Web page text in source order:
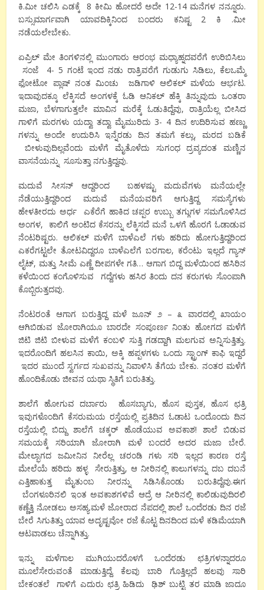
ಕಿ.ಮೀ ಚಲಿಸಿ ಎಡಕ್ಕೆ 8 ಕೀಮಿ ಹೋದರೆ ಅದೇ 12-14 ಮನೆಗಳ ನನ್ನೂರು.
ಬಸ್ಸುಮಾರ್ಗವಾಗಿ ಯಾವದಿಕ್ಕಿನಿಂದ ಬಂದರು ಕನಿಷ್ಟ 2 ಕಿ .ಮೀ
ನಡೆಯಲೇಬೇಕು.
ಏಪ್ರಿಲ್ ಮೇ ತಿಂಗಳಿನಲ್ಲಿ ಮುಂಗಾರು ಆರಂಭ ಮಧ್ಯಾಹ್ನದವರೆಗೆ ಉರಿಬಿಸಿಲು
ಸಂಜೆ 4- 5 ಗಂಟೆ ಇಂದ ನಡು ರಾತ್ರಿವರೆಗೆ ಗುಡುಗು ಸಿಡಿಲು, ಕೆಲಒಮ್ಮೆ
ಫೋಟೋ ಪ್ಲಾಷ್ ನಂತ ಮಿಂಚು ಜಡಿಗಾಳಿ ಆಲಿಕಲ್ ಮಳೆಯ ಆರ್ಭಟ.
ಇದಾವುದಕ್ಕೂ ಲೆಕ್ಕಿಸದೆ ಅಂಗಳಕ್ಕೆ ಓಡಿ ಆನಿಕಲ್ ಹೆಕ್ಕಿ ತಿನ್ನುವುದು ಒಂತರಾ
ಮಜಾ, ಬೆಳಗಾಗುತ್ತಲೇ ಮಾವಿನ ಮರೆಕ್ಕೆ ಓಡುತಿದ್ದೆವು, ರಾತ್ರಿಯೆಲ್ಲ ಬೀಸಿದ
ಗಾಳಿಗೆ ಮರಗಳು ಯದ್ವಾ ತದ್ವಾ ಮೈಮುರಿದು 3- 4 ದಿನ ಉದಿರಿಸುವ ಹಣ್ಣು
ಗಳನ್ನು ಅಂದೇ ಉದುರಿಸಿ ಇನ್ನೆರಡು ದಿನ ತಮಗೆ ಕಲ್ಲು, ಮರದ ಬಡಿಕೆ
ಬೀಳುವುದಿಲ್ಲವೆಂದು ಮಳೆಗೆ ಮೈತೊಳೆದು ಸುಗಂಧ ದ್ರವ್ಯದಂತ ಮಣ್ಣಿನ
ವಾಸನೆಯನ್ನು ಸೂಸುತ್ತಾ ನಗುತ್ತಿದ್ದವು.
ಮದುವೆ ಸೀಸನ್ ಆದ್ದರಿಂದ ಬಹಳಷ್ಟು ಮದುವೆಗಳು ಮನೆಯಲ್ಲೇ
ನೆಡೆಯುತ್ತಿದ್ದರಿಂದ ಮದುವೆ ಮನೆಯವರಿಗೆ ಆಗುತ್ತಿದ್ದ ಸಮಸ್ಯೆಗಳು
ಹೇಳತೀರದು ಅರ್ಧ ಎಕೆರೆಗೆ ಹಾಕಿದ ಚಪ್ಪರ ಉಬ್ಬು ತಗ್ಗುಗಳ ಸಮಗೊಳಿಸಿದ
ಅಂಗಳ, ಕಾಲಿಗೆ ಅಂಟಿದ ಕೆಸರನ್ನು ಲೆಕ್ಕಿಸದೆ ಮನೆ ಒಳಗೆ ಹೊರಗೆ ಓಡಾಡುವ
ನೆಂಟರಿಷ್ಟರು. ಆಲಿಕಲ್ ಮಳೆಗೆ ಬಾಳೆಎಲೆ ಗಳು ಹರಿದು ಹೋಗುತ್ತಿದ್ದರಿಂದ
ಎಕರೆಗಟ್ಟಲೇ ತೋಟವಿದ್ದರೂ ಬಾಳೆಎಲೆಗೆ ಬರಗಾಲ, ಕರೆಂಟು ಇಲ್ಲದೆ ಗ್ಯಾಸ್
ಲೈಟ್, ಮತ್ತು ಸೀಮೆ ಎಣ್ಣೆ ದೀಪಗಳೇ ಗತಿ… ಆಗಾಗ ಬಿದ್ದ ಮಳೆಯಿಂದ ಹಸಿರಿನ
ಕಳೆಯಿಂದ ಕಂಗೊಳಿಸುವ ಗದ್ದೆಗಳು ಹಸಿರ ತಿಂದು ದನ ಕರುಗಳು ಸೊಂಪಾಗಿ
ಕೊಬ್ಬಿರುತ್ತದವು.
ನೆಂಟರಂತೆ ಆಗಾಗ ಬರುತ್ತಿದ್ದ ಮಳೆ ಜೂನ್ ೨ – ೩ ವಾರದಲ್ಲಿ ಖಾಯಂ
ಆಗಿಬಿಡುವ ಜೋರಾಗಿಯೂ ಬಾರದೇ ಸಂಪೂರ್ಣ ನಿಂತು ಹೋಗದ ಮಳೆಗೆ
ಜಿಟಿ ಜಿಟಿ ಬೀಳುವ ಮಳೆಗೆ ಕಂಬಳಿ ಸುತ್ತಿ ಗಡದ್ದಾಗಿ ಮಲಗುವ ಅನ್ನಿಸುತ್ತಿತ್ತು.
ಇದರೊಂದಿಗೆ ಹಲಸಿನ ಕಾಯಿ, ಅಕ್ಕಿ ಹಪ್ಪಳಗಳು ಒಂದು ಸ್ಟ್ರಾಂಗ್ ಕಾಫಿ ಇದ್ದರೆ
ಇದರ ಮುಂದೆ ಸ್ವರ್ಗದ ಸುಖವನ್ನು ನಿವಾಳಿಸಿ ತೆಗೆಯ ಬೇಕು. ನಂತರ ಮಳೆಗೆ
ಹೊಂದಿಕೊಡು ಜೀವನ ಯಥಾ ಸ್ಥಿತಿಗೆ ಬರುತಿತ್ತು.
ಶಾಲೆಗೆ ಹೋಗುವ ದರ್ಬಾರು ಹೊಸಬ್ಯಾಗು, ಹೊಸ ಪುಸ್ತಕ, ಹೊಸ ಛತ್ರಿ
ಇವುಗಳೊಂದಿಗೆ ಕೆಸರುಮಯ ರಸ್ತೆಯಲ್ಲಿ ಪ್ರತಿದಿನ ಓಡಾಟ ಒಂದೊಂದು ದಿನ
ರಸ್ತೆಯಲ್ಲಿ ಬಿದ್ದು ಶಾಲೆಗೆ ಚಕ್ಕರ್ ಹೊಡೆಯುವ ಅವಕಾಶ! ಶಾಲೆ ಬಿಡುವ
ಸಮಯಕ್ಕೆ ಸರಿಯಾಗಿ ಜೋರಾಗಿ ಮಳೆ ಬಂದರೆ ಅದರ ಮಜಾ ಬೇರೆ.
ಮೇಲ್ಭಾಗದ ಜಮೀನಿನ ನೀರೆಲ್ಲ ಚರಂಡಿ ಗಳು ಸರಿ ಇಲ್ಲದ ಕಾರಣ ರಸ್ತೆ
ಮೇಲೆಯೆ ಹರಿದು ಹಳ್ಳ ಸೇರುತ್ತಿತ್ತು, ಆ ನೀರಿನಲ್ಲಿ ಕಾಲುಗಳನ್ನು ದಬ ದಬನೆ
ಎತ್ತಿಹಾಕುತ್ತ ಮೈತುಂಬ ನೀರನ್ನು ಸಿಡಿಸಿಕೊಂಡು ಬರುತಿದ್ದೆವು.ಈಗ
ಬೆಂಗಳೂರಿನಲಿ ಇಂತ ಅವಕಾಶಗಳಿವೆ ಆದ್ರೆ ಆ ನೀರಿನಲ್ಲಿ ಕಾಲಿಡುವುದಿರಲಿ
ಕಣ್ಣೆತ್ತಿ ನೋಡಲು ಅಸಹ್ಯ.ಮಳೆ ಜೋರಾದ ನೆಪದಲ್ಲಿ ಶಾಲೆ ಒಂದೆರಡು ದಿನ ರಜೆ
ಬೇರೆ ಸಿಗುತಿತ್ತು ಯಾವ ಅದೃಷ್ಟವೋ ರಜೆ ಕೊಟ್ಟ ದಿನದಿಂದ ಮಳೆ ಕಡಿಮೆಯಾಗಿ
ಆಟವಾಡಲು ಚೆನ್ನಾಗಿತ್ತು.
ಇನ್ನು ಮಳೆಗಾಲ ಮುಗಿಯುದರೊಳಗೆ ಒಂದೆರಡು ಛತ್ರಿಗಳನ್ನಾದರೂ
ಮೂಲೆಸೇರುವಂತೆ ಮಾಡುತ್ತಿದ್ದೆ. ಕೆಲವು ಬಾರಿ ಗೊತ್ತಿಲ್ಲದೆ ಹಲವು ಸಾರಿ
ಬೇಕಂತಲೆ ಗಾಳಿಗೆ ಎದುರು ಛತ್ರಿ ಹಿಡಿದು ಢಿಶ್ ಬುಟ್ಟಿ ತರ ಮಾಡಿ ಜಾದೂ